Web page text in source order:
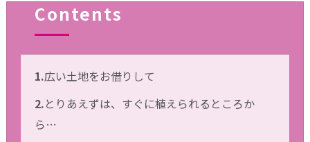
Contents
1.広い土地をお借りして
2.とりあえずは、すぐに植えられるところか
ら…